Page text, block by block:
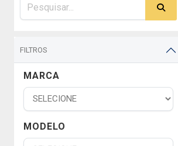
FILTROS
MARCA
MODELO